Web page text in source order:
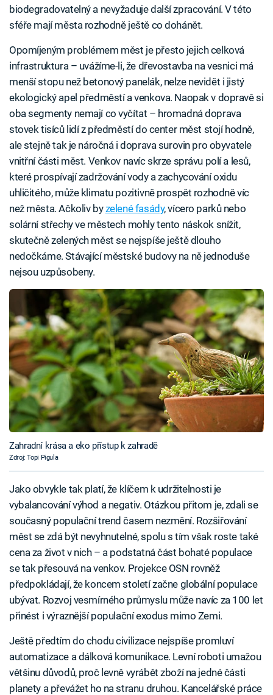
biodegradovatelný a nevyžaduje další zpracování. V této
sféře mají města rozhodně ještě co dohánět.
Opomíjeným problémem měst je přesto jejich celková
infrastruktura – uvážíme-li, že dřevostavba na vesnici má
menší stopu než betonový panelák, nelze nevidět i jistý
ekologický apel předměstí a venkova. Naopak v dopravě si
oba segmenty nemají co vyčítat – hromadná doprava
stovek tisíců lidí z předměstí do center měst stojí hodně,
ale stejně tak je náročná i doprava surovin pro obyvatele
vnitřní části měst. Venkov navíc skrze správu polí a lesů,
které prospívají zadržování vody a zachycování oxidu
uhličitého, může klimatu pozitivně prospět rozhodně víc
než města. Ačkoliv byzelené fasády, vícero parků nebo
solární střechy ve městech mohly tento náskok snížit,
skutečně zelených měst se nejspíše ještě dlouho
nedočkáme. Stávající městské budovy na ně jednoduše
nejsou uzpůsobeny.
Zahradní krása a eko přístup k zahradě
Zdroj: Topi Pigula
Jako obvykle tak platí, že klíčem k udržitelnosti je
vybalancování výhod a negativ. Otázkou přitom je, zdali se
současný populační trend časem nezmění. Rozšiřování
měst se zdá být nevyhnutelné, spolu s tím však roste také
cena za život v nich – a podstatná část bohaté populace
se tak přesouvá na venkov. Projekce OSN rovněž
předpokládají, že koncem století začne globální populace
ubývat. Rozvoj vesmírného průmyslu může navíc za 100 let
přinést i výraznější populační exodus mimo Zemi.
Ještě předtím do chodu civilizace nejspíše promluví
automatizace a dálková komunikace. Levní roboti umažou
většinu důvodů, proč levně vyrábět zboží na jedné části
planety a převážet ho na stranu druhou. Kancelářské práce